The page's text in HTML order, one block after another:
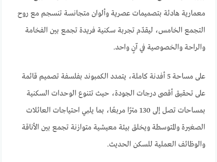
معمارية هادئة بتصميمات عصرية وألوان متجانسة تنسجم مع روح
التجمع الخامس، ليقدّم تجربة سكنية فريدة تجمع بين الفخامة
والراحة والخصوصية في آنٍ واحد.
على مساحة 5 أفدنة كاملة، يتمدد الكمبوند بفلسفة تصميم قائمة
على تحقيق أقصى درجات الجودة، حيث تتنوع الوحدات السكنية
بمساحات تصل إلى 130 مترًا مربعًا، بما يلبي احتياجات العائلات
الصغيرة والمتوسطة ويخلق بيئة معيشية متوازنة تجمع بين الأناقة
والوظائف العملية للسكن الحديث.